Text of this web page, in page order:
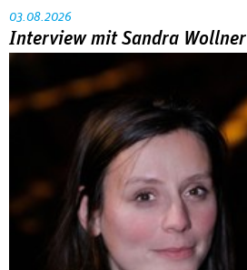
03.08.2026
Interview mit Sandra Wollner